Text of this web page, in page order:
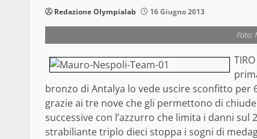
Redazione Olympialab 16 Giugno 2013
Foto:
bronzo di Antalya lo vede uscire sconfitto per
grazie ai tre nove che gli permettono di
successive con l’azzurro che limita i danni sul
strabiliante triplo dieci stoppa i sogni di